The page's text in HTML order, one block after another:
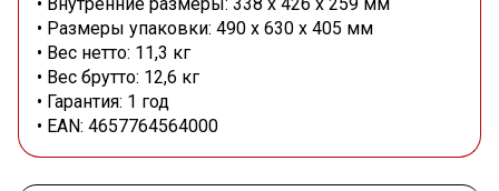
• Размеры упаковки: 490 x 630 x 405 мм
• Вес нетто: 11,3 кг
• Вес брутто: 12,6 кг
• Гарантия: 1 год
• EAN: 4657764564000